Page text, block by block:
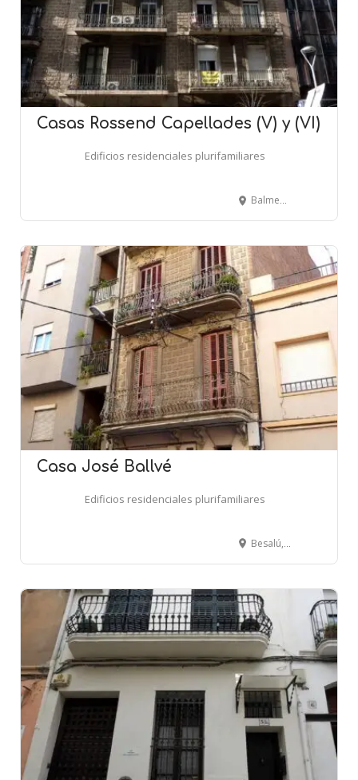
Casas Rossend Capellades (V) y (VI)
Edificios residenciales plurifamiliares
Balmes, 151-153 - BARCELONA
Casa José Ballvé
Edificios residenciales plurifamiliares
Besalú, 42 - BARCELONA